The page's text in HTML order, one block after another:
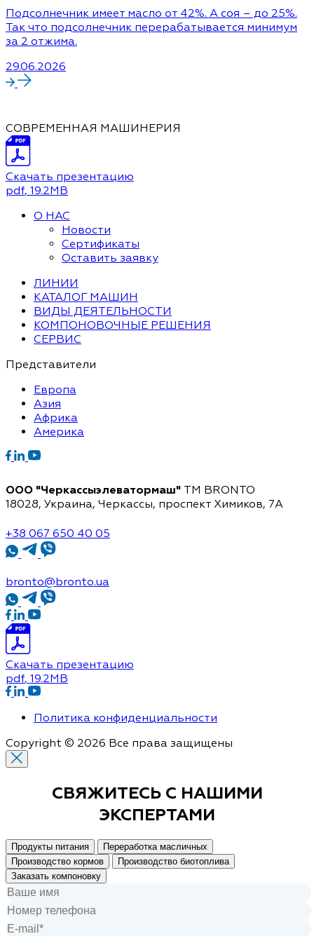
Подсолнечник имеет масло от 42%. А соя – до 25%.
Так что подсолнечник перерабатывается минимум
за 2 отжима.
29.06.2026
СОВРЕМЕННАЯ МАШИНЕРИЯ
Скачать презентацию
pdf, 19.2MB
О НАС
Новости
Сертификаты
Оставить заявку
ЛИНИИ
КАТАЛОГ МАШИН
ВИДЫ ДЕЯТЕЛЬНОСТИ
КОМПОНОВОЧНЫЕ РЕШЕНИЯ
СЕРВИС
Представители
Европа
Азия
Африка
Америка
ООО "Черкассыэлеватормаш" TM BRONTO
18028, Украина, Черкассы, проспект Химиков, 7A
+38 067 650 40 05
bronto@bronto.ua
Скачать презентацию
pdf, 19.2MB
Политика конфиденциальности
Copyright © 2026 Все права защищены
СВЯЖИТЕСЬ С НАШИМИ
ЭКСПЕРТАМИ
Продукты питания
Переработка масличных
Производство кормов
Производство биотоплива
Заказать компоновку